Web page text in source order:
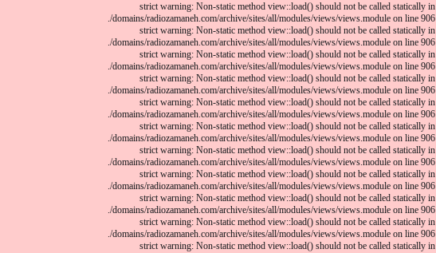
strict warning: Non-static method view::load() should not be called statically in
/domains/radiozamaneh.com/archive/sites/all/modules/views/views.module on line 906.
strict warning: Non-static method view::load() should not be called statically in
/domains/radiozamaneh.com/archive/sites/all/modules/views/views.module on line 906.
strict warning: Non-static method view::load() should not be called statically in
/domains/radiozamaneh.com/archive/sites/all/modules/views/views.module on line 906.
strict warning: Non-static method view::load() should not be called statically in
/domains/radiozamaneh.com/archive/sites/all/modules/views/views.module on line 906.
strict warning: Non-static method view::load() should not be called statically in
/domains/radiozamaneh.com/archive/sites/all/modules/views/views.module on line 906.
strict warning: Non-static method view::load() should not be called statically in
/domains/radiozamaneh.com/archive/sites/all/modules/views/views.module on line 906.
strict warning: Non-static method view::load() should not be called statically in
/domains/radiozamaneh.com/archive/sites/all/modules/views/views.module on line 906.
strict warning: Non-static method view::load() should not be called statically in
/domains/radiozamaneh.com/archive/sites/all/modules/views/views.module on line 906.
strict warning: Non-static method view::load() should not be called statically in
/domains/radiozamaneh.com/archive/sites/all/modules/views/views.module on line 906.
strict warning: Non-static method view::load() should not be called statically in
/domains/radiozamaneh.com/archive/sites/all/modules/views/views.module on line 906.
strict warning: Non-static method view::load() should not be called statically in